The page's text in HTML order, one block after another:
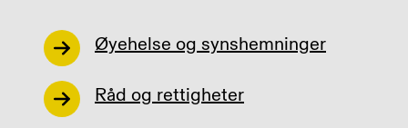
Øyehelse og synshemninger
Råd og rettigheter